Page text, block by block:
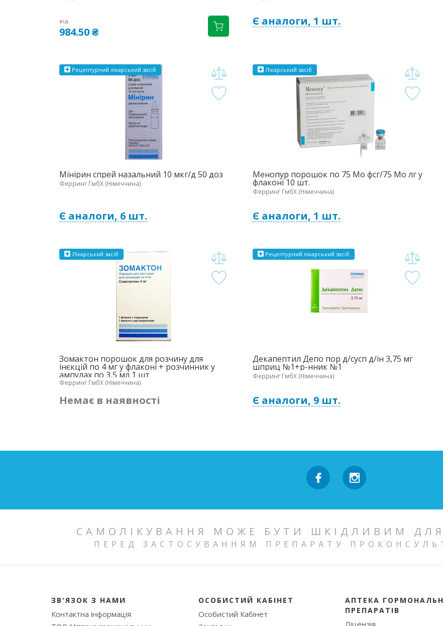
від
984.50 ₴
Є аналоги, 1 шт.
Рецептурнийлікарський засіб
Мінірин спрей назальний 10 мкг/д 50 доз
Ферринг ГмбХ (Німеччина)
Є аналоги, 6 шт.
Лікарський засіб
Менопур порошок по 75 Мо фсг/75 Мо лг у
флаконі 10 шт.
Ферринг ГмбХ (Німеччина)
Є аналоги, 1 шт.
Лікарський засіб
Зомактон порошок для розчину для
інєкцій по 4 мг у флаконі + розчинник у
ампулах по 3,5 мл 1 шт
Ферринг ГмбХ (Німеччина)
Немає в наявності
Рецептурнийлікарський засіб
Декапептил Депо пор д/сусп д/ін 3,75 мг
шприц №1+р-нник №1
Ферринг ГмбХ (Німеччина)
Є аналоги, 9 шт.
САМОЛІКУВАННЯ МОЖЕ БУТИ ШКІДЛИВИМ
ПЕРЕД ЗАСТОСУВАННЯМ ПРЕПАРАТУ
ЗВ'ЯЗОК З НАМИ
Контактна інформація
ОСОБИСТИЙ КАБІНЕТ
Особистий Кабінет
АПТЕКА
ПРЕПАРАТІВ
Ліцензія